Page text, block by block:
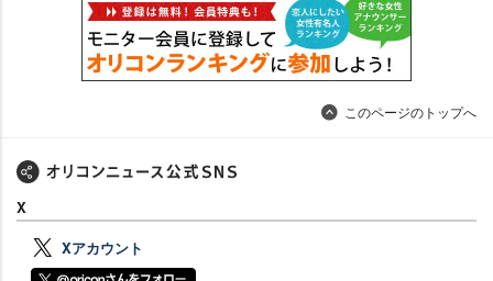
このページのトップへ
X
Xアカウント